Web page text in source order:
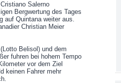
Salerno
Bergwertung des Tages
auf Quintana weiter aus.
Christian Meier
Belisol) und dem
fuhren bei hohem Tempo
vor dem Ziel
keinen Fahrer mehr